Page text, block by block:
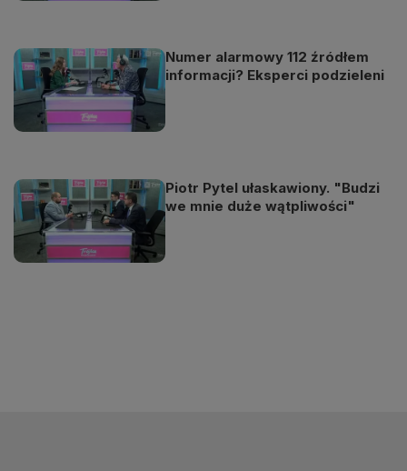
Numer alarmowy 112 źródłem
informacji? Eksperci podzieleni
Piotr Pytel ułaskawiony. "Budzi
we mnie duże wątpliwości"
Odtwarzacz
jest